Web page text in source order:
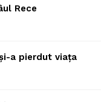
Rece
a pierdut viața